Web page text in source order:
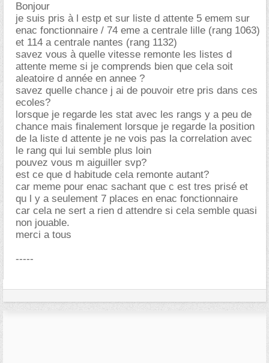
Bonjour
je suis pris à l estp et sur liste d attente 5 emem sur
enac fonctionnaire / 74 eme a centrale lille (rang 1063)
et 114 a centrale nantes (rang 1132)
savez vous à quelle vitesse remonte les listes d
attente meme si je comprends bien que cela soit
aleatoire d année en annee ?
savez quelle chance j ai de pouvoir etre pris dans ces
ecoles?
lorsque je regarde les stat avec les rangs y a peu de
chance mais finalement lorsque je regarde la position
de la liste d attente je ne vois pas la correlation avec
le rang qui lui semble plus loin
pouvez vous m aiguiller svp?
est ce que d habitude cela remonte autant?
car meme pour enac sachant que c est tres prisé et
qu l y a seulement 7 places en enac fonctionnaire
car cela ne sert a rien d attendre si cela semble quasi
non jouable.
merci a tous
-----